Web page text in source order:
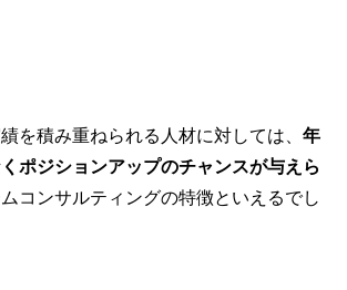
を積み重ねられる人材に対しては、 年
ポジションアップのチャンスが与えら
コンサルティングの特徴といえるでし